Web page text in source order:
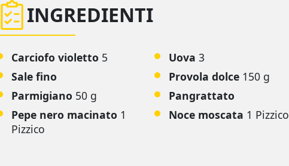
INGREDIENTI
Carciofo violetto 5 Uova 3
Sale fino
Provola dolce 150 g
Parmigiano 50 g
Pangrattato
Pepe nero macinato 1
Pizzico
Noce moscata 1 Pizzico